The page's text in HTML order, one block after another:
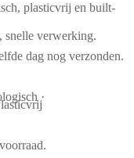
plasticvrij en built-
snelle verwerking.
dag nog verzonden.
·